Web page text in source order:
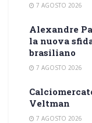
7 AGOSTO 2026
Alexandre
la nuova
brasiliano
7 AGOSTO 2026
Veltman
7 AGOSTO 2026